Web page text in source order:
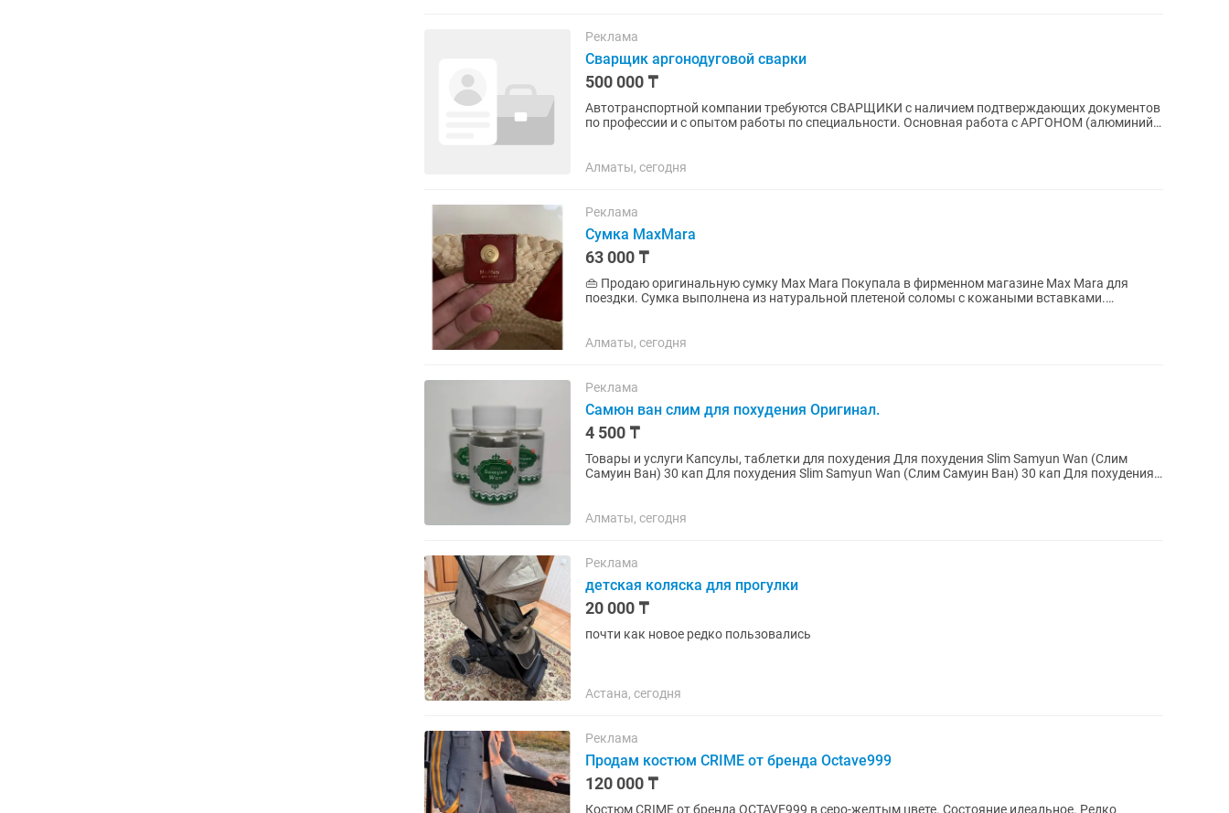
Реклама
Сварщик аргонодуговой сварки
500 000 ₸
Автотранспортной компании требуются СВАРЩИКИ с наличием подтверждающих документов
по профессии и с опытом работы по специальности. Основная работа с АРГОНОМ (алюминий +
Алматы, сегодня
Реклама
Сумка MaxMara
63 000 ₸
👜 Продаю оригинальную сумку Max Mara Покупала в фирменном магазине Max Mara для
поездки. Сумка выполнена из натуральной плетеной соломы с кожаными вставками.
Алматы, сегодня
Реклама
Самюн ван слим для похудения Оригинал.
4 500 ₸
Товары и услуги Капсулы, таблетки для похудения Для похудения Slim Samyun Wan (Слим
Самуин Ван) 30 кап Для похудения Slim Samyun Wan (Слим Самуин Ван) 30 кап Для похудения
Алматы, сегодня
Реклама
детская коляска для прогулки
20 000 ₸
почти как новое редко пользовались
Астана, сегодня
Реклама
Продам костюм CRIME от бренда Octave999
120 000 ₸
Костюм CRIME от бренда OCTAVE999 в серо-желтым цвете. Состояние идеальное. Редко